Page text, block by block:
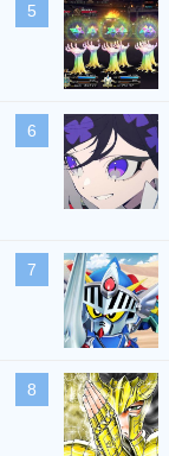
5
6
7
8